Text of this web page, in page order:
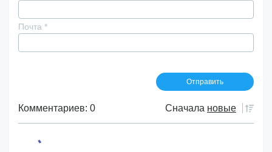
Почта *
Комментариев: 0 Сначала новые